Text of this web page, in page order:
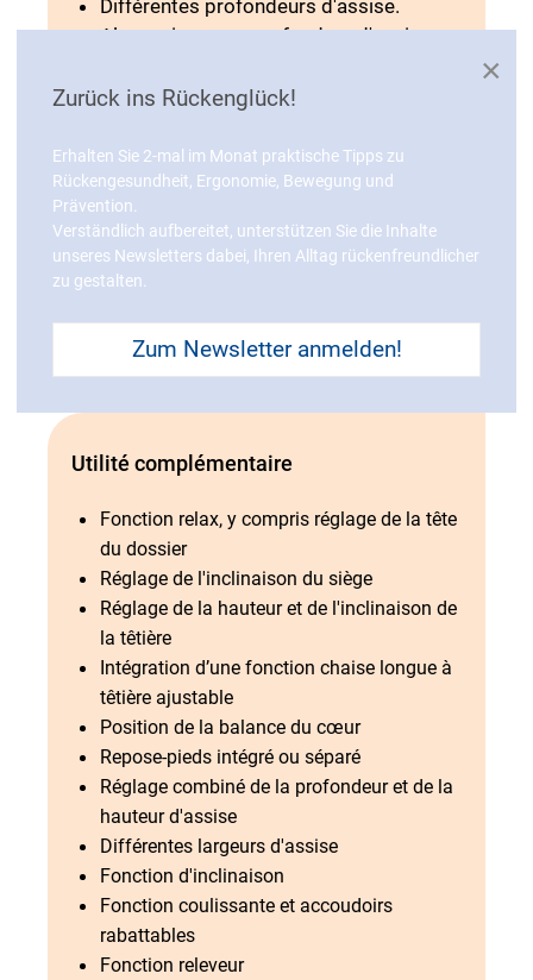
Différentes profondeurs d'assise.
Alternativement, profondeur d'assise
fonction de relaxation.
Support lombaire ou soutien effectif de
la colonne lombaire
Bon confort d'assise
Changement de position facile
(changement de charge, utilisation
Utilité complémentaire
Fonction relax, y compris réglage de la tête
du dossier
Réglage de l'inclinaison du siège
Réglage de la hauteur et de l'inclinaison de
la têtière
Intégration d’une fonction chaise longue à
têtière ajustable
Position de la balance du cœur
Repose-pieds intégré ou séparé
Réglage combiné de la profondeur et de la
hauteur d'assise
Différentes largeurs d'assise
Fonction d'inclinaison
Fonction coulissante et accoudoirs
rabattables
Fonction releveur
×
Zurück ins Rückenglück!
Erhalten Sie 2-mal im Monat praktische Tipps zu
Rückengesundheit, Ergonomie, Bewegung und
Prävention.
Verständlich aufbereitet, unterstützen Sie die Inhalte
unseres Newsletters dabei, Ihren Alltag rückenfreundlicher
zu gestalten.
Zum Newsletter anmelden!